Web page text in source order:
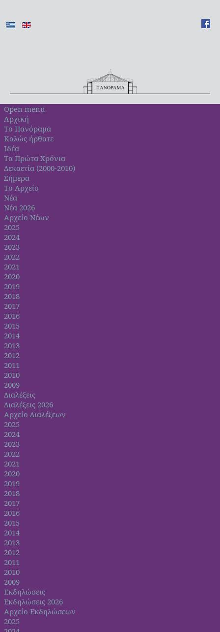
Open menu
Αρχική
Το Πανόραμα
Καλώς ήρθατε
Ιδέα
Τα Πρώτα Χρόνια
Δεκαετία (2000-2010)
Σήμερα
Το Αρχείο
Νέα
Νέα 2026
Αρχείο Νέων
2025
2024
2023
2022
2021
2020
2019
2018
2017
2016
2015
2014
2013
2012
2011
2010
2009
Διαλέξεις
Διαλέξεις 2026
Αρχείο Διαλέξεων
2025
2024
2023
2022
2021
2020
2019
2018
2017
2016
2015
2014
2013
2012
2011
2010
2009
Εκδηλώσεις
Εκδηλώσεις 2026
Αρχείο Εκδηλώσεων
2025